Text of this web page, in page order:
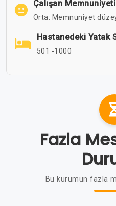
Çalışan
Orta: Memnuniyet
Hastanedeki Yatak
501 -1000
Fazla
Bu kurumun fazla